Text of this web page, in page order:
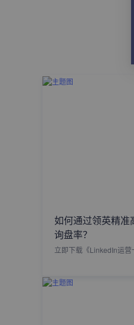
如何通过领英精准
询盘率？
立即下载《LinkedIn运营